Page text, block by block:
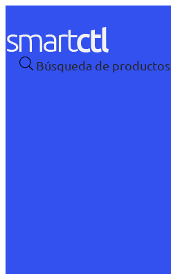
Búsqueda de productos